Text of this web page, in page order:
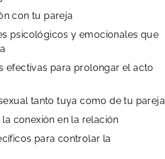
con tu pareja
psicológicos y emocionales que
efectivas para prolongar el acto
tanto tuya como de tu pareja
conexión en la relación
para controlar la